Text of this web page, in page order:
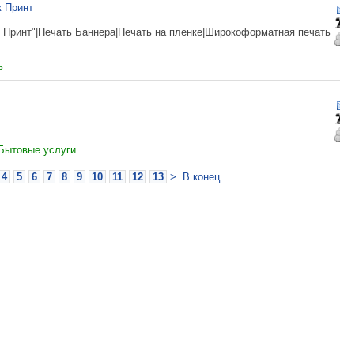
Принт
Баннера|Печать на пленке|Широкоформатная печать
Бытовые услуги
4 5 6 7 8 9 10 11 12 13 > В конец